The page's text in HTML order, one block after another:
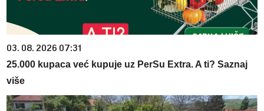
03. 08. 2026 07:31
25.000 kupaca već kupuje uz PerSu Extra. A ti? Saznaj
više